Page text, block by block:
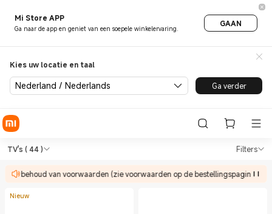
Mi Store APP
Ga naar de app en geniet van een soepele winkelervaring.
GAAN
Kies uw locatie en taal
Nederland / Nederlands Ga verder
Shop TVs & HA TV's in
TV's ( 44 ) Filters
van voorwaarden (zie voorwaarden op de bestellingspagina).
Shop TVs & HA TV's in Xiaomi
Nieuw